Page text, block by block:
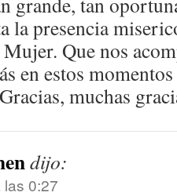
la presencia
Que nos
en estos
muchas
dijo:
las 0:27